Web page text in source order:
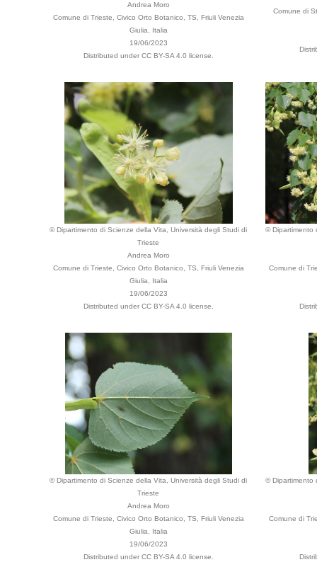
Andrea Moro
Comune di Trieste, Civico Orto Botanico, TS, Friuli Venezia
Giulia, Italia
19/06/2023
Distributed under CC BY-SA 4.0 license.
Comune di
© Dipartimento di Scienze della Vita, Università degli Studi di
Trieste
Andrea Moro
Comune di Trieste, Civico Orto Botanico, TS, Friuli Venezia
Giulia, Italia
19/06/2023
Distributed under CC BY-SA 4.0 license.
© Dipartimento
Comune di
© Dipartimento di Scienze della Vita, Università degli Studi di
Trieste
Andrea Moro
Comune di Trieste, Civico Orto Botanico, TS, Friuli Venezia
Giulia, Italia
19/06/2023
Distributed under CC BY-SA 4.0 license.
© Dipartimento
Comune di